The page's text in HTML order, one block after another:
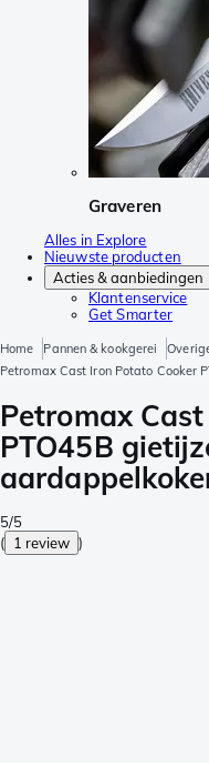
Graveren
Alles in Explore
Nieuwste producten
Acties & aanbiedingen
Klantenservice
Get Smarter
Home Pannen & kookgerei
Petromax Cast Iron Potato Cooker
Petromax
PTO45B
5/5
( 1 review )